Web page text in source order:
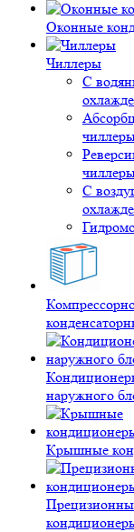
Оконные
Чиллеры
С
С
наружного
Крышные